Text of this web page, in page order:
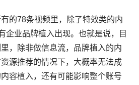
的78条视频里，除了特效类的内
企业品牌植入出现。也就是说，目
，除非做信息流，品牌植入的内
源推荐的情况下，大概率无法成
容植入，还有可能影响整个账号